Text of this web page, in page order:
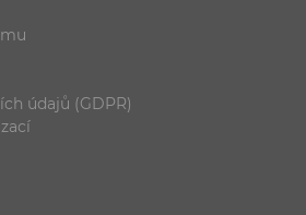
údajů (GDPR)